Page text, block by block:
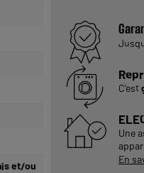
C'est
Une
En
et/ou